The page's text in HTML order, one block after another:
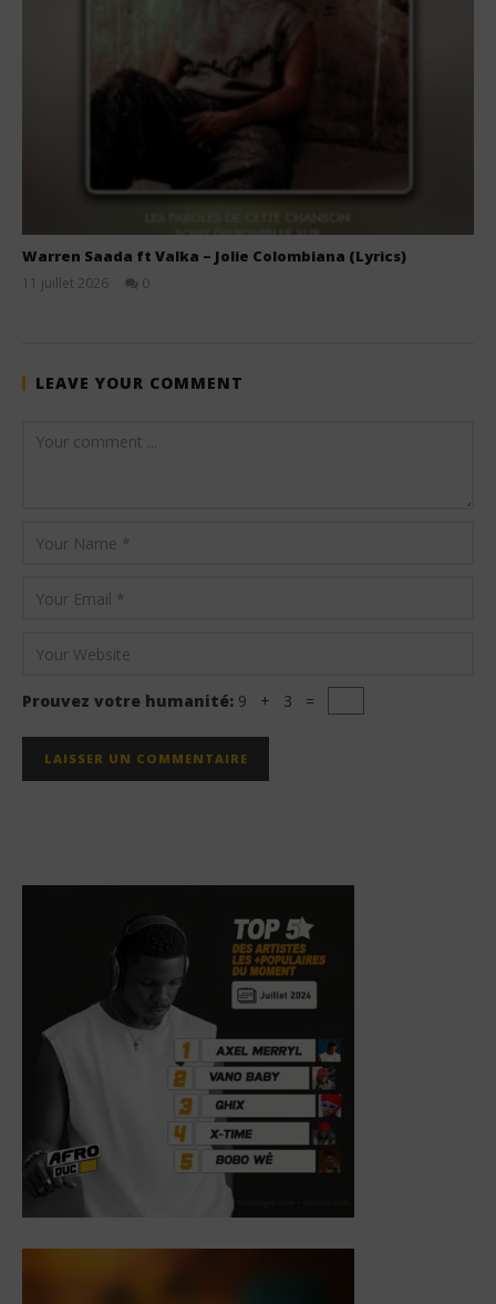
Warren Saada ft Valka – Jolie Colombiana (Lyrics)
11 juillet 2026
0
LEAVE YOUR COMMENT
Prouvez votre humanité: 9 + 3 =